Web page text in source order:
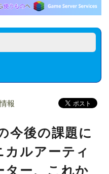
報
今後の課題に
ルアーティ